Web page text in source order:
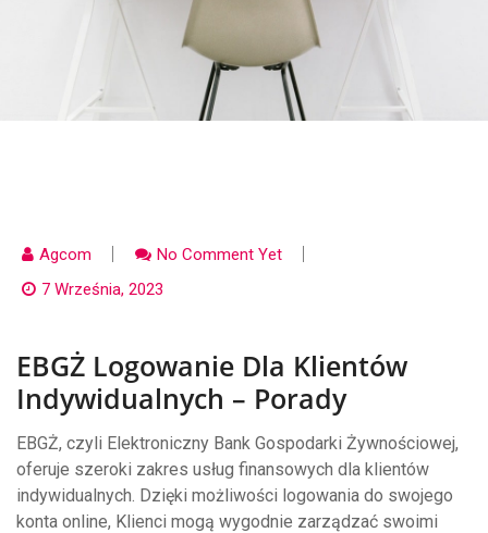
Agcom
No Comment Yet
7 Września, 2023
EBGŻ Logowanie Dla Klientów
Indywidualnych – Porady
EBGŻ, czyli Elektroniczny Bank Gospodarki Żywnościowej,
oferuje szeroki zakres usług finansowych dla klientów
indywidualnych. Dzięki możliwości logowania do swojego
konta online, Klienci mogą wygodnie zarządzać swoimi